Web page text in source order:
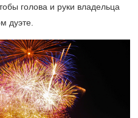
голова и руки владельца
дуэте.